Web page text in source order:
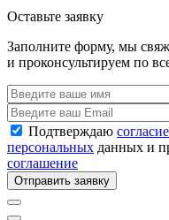
Оставьте заявку
Заполните форму, мы
и проконсультируем по
Подтверждаю
персональных данных и
соглашение
Отправить заявку